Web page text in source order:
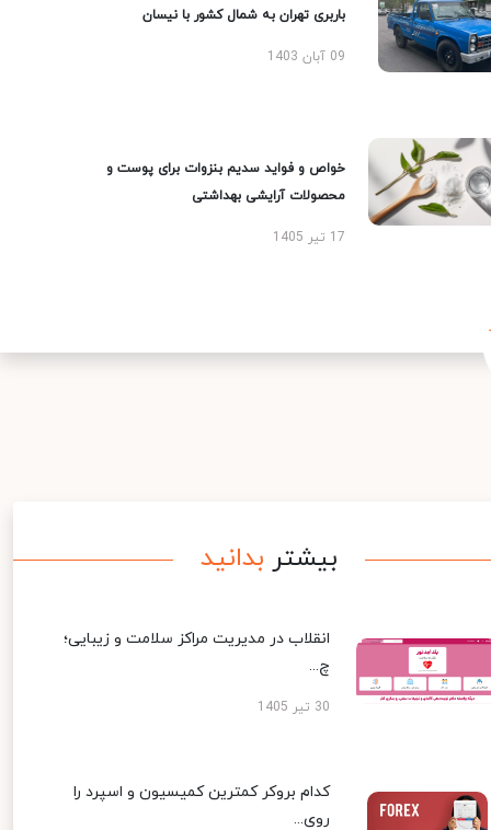
باربری تهران به شمال کشور با نیسان
09 آبان 1403
خواص و فواید سدیم بنزوات برای پوست و
محصولات آرایشی بهداشتی
17 تیر 1405
بیشتر بدانید
انقلاب در مدیریت مراکز سلامت و زیبایی؛
چ...
30 تیر 1405
کدام بروکر کمترین کمیسیون و اسپرد را
روی...